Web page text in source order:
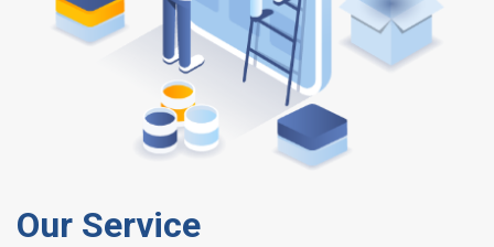
Our Service